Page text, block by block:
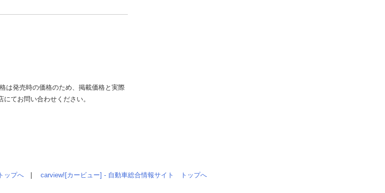
は発売時の価格のため、掲載価格と実際
てお問い合わせください。
ップへ carview![カービュー] - 自動車総合情報サイト トップへ